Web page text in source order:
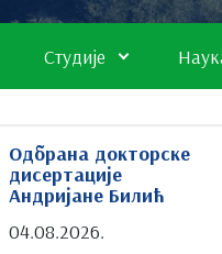
Студије
Одбрана докторске
дисертације
Андријане Билић
04.08.2026.